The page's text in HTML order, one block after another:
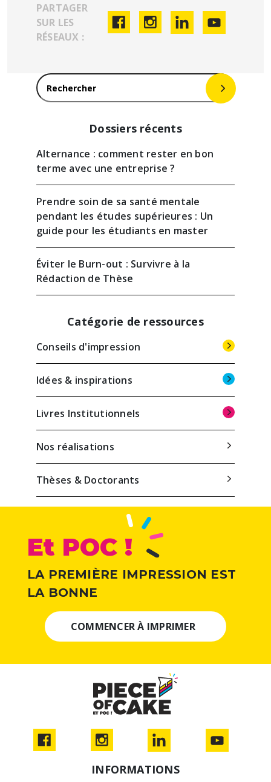
PARTAGER
SUR LES
RÉSEAUX :
Rechercher :
Dossiers récents
Alternance : comment rester en bon
terme avec une entreprise ?
Prendre soin de sa santé mentale
pendant les études supérieures : Un
guide pour les étudiants en master
Éviter le Burn-out : Survivre à la
Rédaction de Thèse
Catégorie de ressources
Conseils d'impression
Idées & inspirations
Livres Institutionnels
Nos réalisations
Thèses & Doctorants
Et POC !
LA PREMIÈRE IMPRESSION EST
LA BONNE
COMMENCER À IMPRIMER
INFORMATIONS